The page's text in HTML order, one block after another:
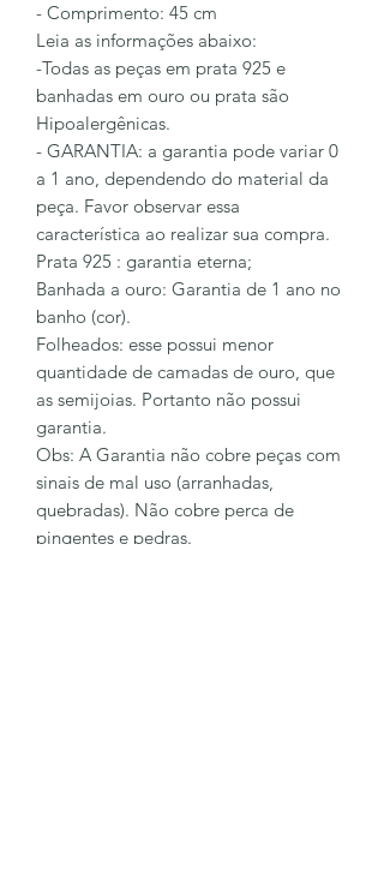
- Comprimento: 45 cm
Leia as informações abaixo:
-Todas as peças em prata 925 e
banhadas em ouro ou prata são
Hipoalergênicas.
- GARANTIA: a garantia pode variar 0
a 1 ano, dependendo do material da
peça. Favor observar essa
característica ao realizar sua compra.
Prata 925 : garantia eterna;
Banhada a ouro: Garantia de 1 ano no
banho (cor).
Folheados: esse possui menor
quantidade de camadas de ouro, que
as semijoias. Portanto não possui
garantia.
Obs: A Garantia não cobre peças com
sinais de mal uso (arranhadas,
quebradas). Não cobre perca de
pingentes e pedras.